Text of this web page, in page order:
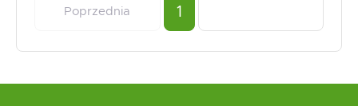
Poprzednia 1